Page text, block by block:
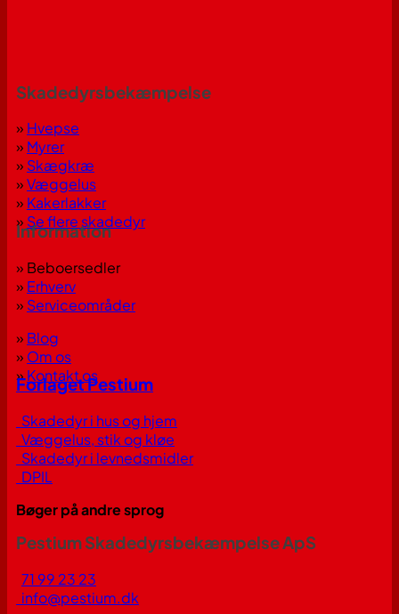
Skadedyrsbekæmpelse
» Hvepse
» Myrer
» Skægkræ
»Væggelus
» Kakerlakker
» Se flere skadedyr
Information
» Beboersedler
» Erhverv
» Serviceområder
» Blog
» Om os
»Kontakt os
Forlaget Pestium
Skadedyr i hus og hjem
Væggelus, stik og kløe
Skadedyr i levnedsmidler
DPIL
Bøger på andre sprog
Pestium Skadedyrsbekæmpelse ApS
71 99 23 23
info@pestium.dk